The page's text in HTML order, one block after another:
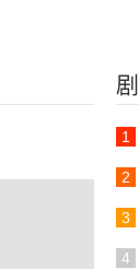
1
2
3
4